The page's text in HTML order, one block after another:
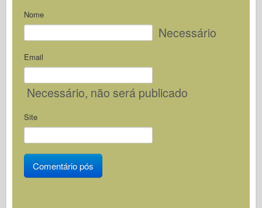
Nome
Necessário
Email
Necessário, não será publicado
Site